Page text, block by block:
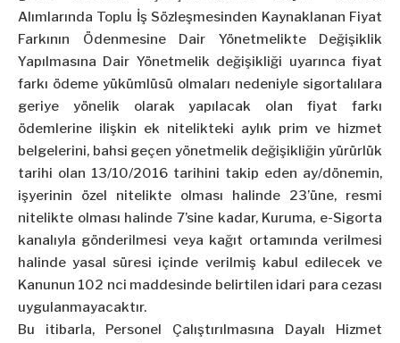
Alımlarında Toplu İş Sözleşmesinden Kaynaklanan Fiyat
Farkının Ödenmesine Dair Yönetmelikte Değişiklik
Yapılmasına Dair Yönetmelik değişikliği uyarınca fiyat
farkı ödeme yükümlüsü olmaları nedeniyle sigortalılara
geriye yönelik olarak yapılacak olan fiyat farkı
ödemlerine ilişkin ek nitelikteki aylık prim ve hizmet
belgelerini, bahsi geçen yönetmelik değişikliğin yürürlük
tarihi olan 13/10/2016 tarihini takip eden ay/dönemin,
işyerinin özel nitelikte olması halinde 23’üne, resmi
nitelikte olması halinde 7’sine kadar, Kuruma, e-Sigorta
kanalıyla gönderilmesi veya kağıt ortamında verilmesi
halinde yasal süresi içinde verilmiş kabul edilecek ve
Kanunun 102 nci maddesinde belirtilen idari para cezası
uygulanmayacaktır.
Bu itibarla, Personel Çalıştırılmasına Dayalı Hizmet